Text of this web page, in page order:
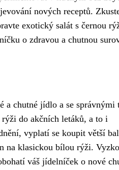
nových receptů.
exotický salát s černou
o zdravou a chutnou
a chutné jídlo a se správnými
rýži do akčních letáků, a to i
vyplatí se koupit větší
na klasickou bílou rýži.
váš jídelníček o nové